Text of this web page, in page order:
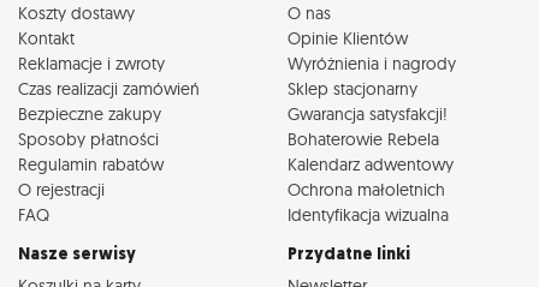
Koszty dostawy
Kontakt
Reklamacje i zwroty
Czas realizacji zamówień
Bezpieczne zakupy
Sposoby płatności
Regulamin rabatów
O rejestracji
FAQ
O nas
Opinie Klientów
Wyróżnienia i nagrody
Sklep stacjonarny
Gwarancja satysfakcji!
Bohaterowie Rebela
Kalendarz adwentowy
Ochrona małoletnich
Identyfikacja wizualna
Nasze serwisy Przydatne linki